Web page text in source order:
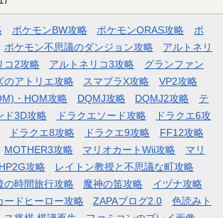
ポケモンBW攻略 ポケモンORAS攻略
ポ
ポケモン不思議のダンジョン攻略
アルトネリ
コ2攻略 アルトネリコ3攻略
グランファン
のアトリエ攻略 スマブラX攻略
VP2攻略
・HOM攻略
DQMJ攻略 DQMJ2攻略
テ
ド3D攻略
ドラクエソード攻略
ドラクエ6攻
ドラクエ8攻略 ドラクエ9攻略
FF12攻略
MOTHER3攻略 マリオカートWii攻略
マリ
攻略
レイトン教授と不思議な町攻略
の時間旅行攻略 魔神の笛攻略
イヅナ攻略
ードヒーロー攻略 ZAPAブログ2.0
色読みト